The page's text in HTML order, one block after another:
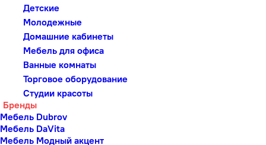
Детские
Молодежные
Домашние кабинеты
Мебель для офиса
Ванные комнаты
Торговое оборудование
Студии красоты
Бренды
Мебель Dubrov
Мебель DaVita
Мебель Модный акцент